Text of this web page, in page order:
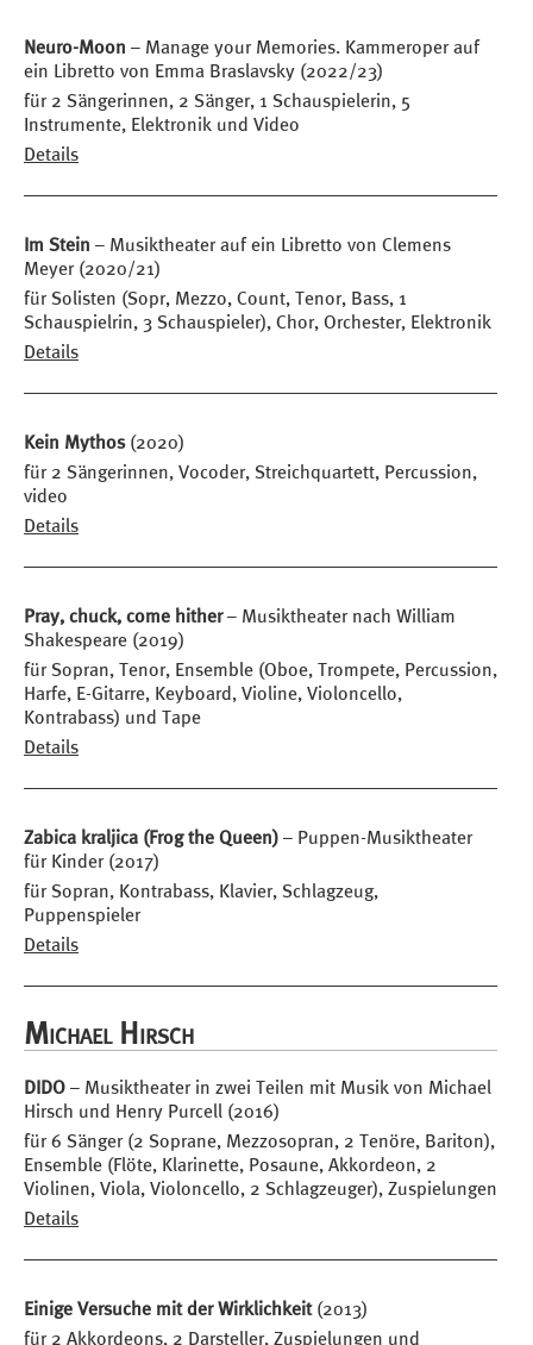
Neuro-Moon – Manage your Memories. Kammeroper auf
ein Libretto von Emma Braslavsky (2022/23)
für 2 Sängerinnen, 2 Sänger, 1 Schauspielerin, 5
Instrumente, Elektronik und Video
Details
Im Stein – Musiktheater auf ein Libretto von Clemens
Meyer (2020/21)
für Solisten (Sopr, Mezzo, Count, Tenor, Bass, 1
Schauspielrin, 3 Schauspieler), Chor, Orchester, Elektronik
Details
Kein Mythos(2020)
für 2 Sängerinnen, Vocoder, Streichquartett, Percussion,
video
Details
Pray, chuck, come hither– Musiktheater nach William
Shakespeare (2019)
für Sopran, Tenor, Ensemble (Oboe, Trompete, Percussion,
Harfe, E-Gitarre, Keyboard, Violine, Violoncello,
Kontrabass) und Tape
Details
Zabica kraljica (Frog the Queen) – Puppen-Musiktheater
für Kinder (2017)
für Sopran, Kontrabass, Klavier, Schlagzeug,
Puppenspieler
Details
Michael Hirsch
DIDO – Musiktheater in zwei Teilen mit Musik von Michael
Hirsch und Henry Purcell (2016)
für 6 Sänger (2 Soprane, Mezzosopran, 2 Tenöre, Bariton),
Ensemble (Flöte, Klarinette, Posaune, Akkordeon, 2
Violinen, Viola, Violoncello, 2 Schlagzeuger), Zuspielungen
Details
Einige Versuche mit der Wirklichkeit(2013)
für 2 Akkordeons, 2 Darsteller, Zuspielungen und